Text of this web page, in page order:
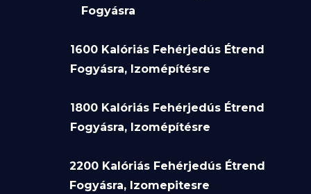
Fogyásra
1600 Kalóriás Fehérjedús Étrend
Fogyásra, Izomépítésre
1800 Kalóriás Fehérjedús Étrend
Fogyásra, Izomépítésre
2200 Kalóriás Fehérjedús Étrend
Fogyásra, Izomepitesre